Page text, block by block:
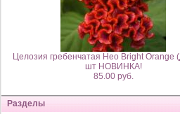
Целозия гребенчатая Нео Bright Orange
шт НОВИНКА!
85.00 руб.
Разделы